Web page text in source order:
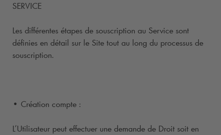
SERVICE
Les différentes étapes de souscription au Service sont
définies en détail sur le Site tout au long du processus de
souscription.
• Création compte :
L’Utilisateur peut effectuer une demande de Droit soit en